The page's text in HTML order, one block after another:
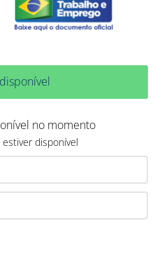
no momento
disponível